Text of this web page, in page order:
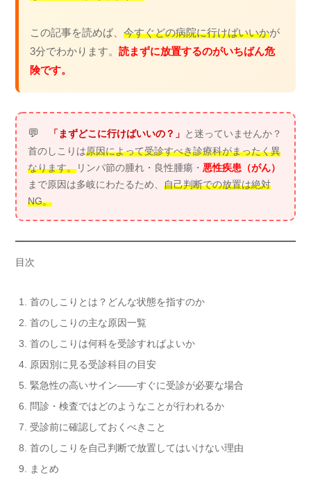
この記事を読めば、 今すぐどの病院に行けばいいかが
3分でわかります。 読まずに放置するのがいちばん危
険です。
💬 「まずどこに行けばいいの？」 と迷っていませんか？
首のしこりは原因によって受診すべき診療科がまったく異
なります。 リンパ節の腫れ・良性腫瘍・ 悪性疾患（がん）
まで原因は多岐にわたるため、 自己判断での放置は絶対
NG。
目次
首のしこりとは？どんな状態を指すのか
首のしこりの主な原因一覧
首のしこりは何科を受診すればよいか
原因別に見る受診科目の目安
緊急性の高いサイン——すぐに受診が必要な場合
問診・検査ではどのようなことが行われるか
受診前に確認しておくべきこと
首のしこりを自己判断で放置してはいけない理由
まとめ